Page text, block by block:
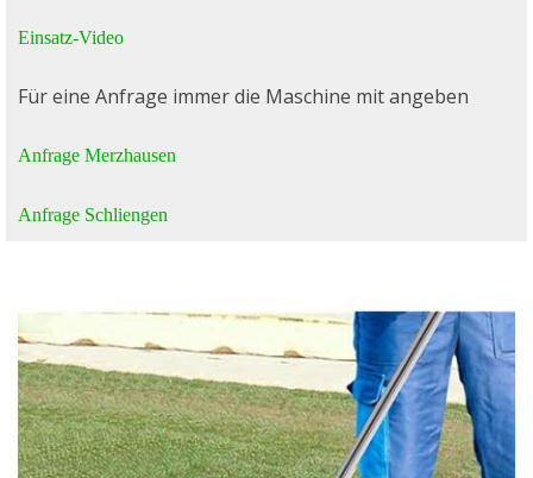
Einsatz-Video
Für eine Anfrage immer die Maschine mit angeben
Anfrage Merzhausen
Anfrage Schliengen